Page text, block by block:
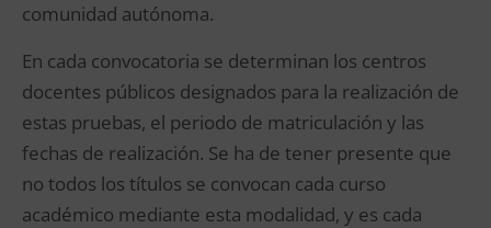
comunidad autónoma.
En cada convocatoria se determinan los centros
docentes públicos designados para la realización de
estas pruebas, el periodo de matriculación y las
fechas de realización. Se ha de tener presente que
no todos los títulos se convocan cada curso
académico mediante esta modalidad, y es cada